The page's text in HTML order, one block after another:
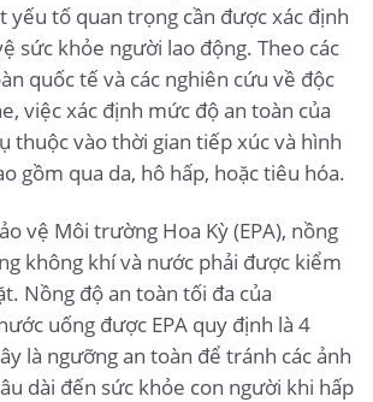
yếu tố quan trọng cần được xác định
sức khỏe người lao động. Theo các
quốc tế và các nghiên cứu về độc
việc xác định mức độ an toàn của
thuộc vào thời gian tiếp xúc và hình
gồm qua da, hô hấp, hoặc tiêu hóa.
vệ Môi trường Hoa Kỳ (EPA), nồng
không khí và nước phải được kiểm
Nồng độ an toàn tối đa của
uống được EPA quy định là 4
là ngưỡng an toàn để tránh các ảnh
dài đến sức khỏe con người khi hấp